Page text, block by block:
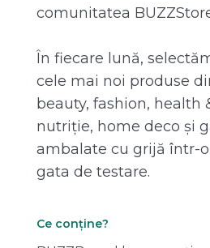
comunitatea
În fiecare lună,
cele mai noi produse
beauty, fashion, health
nutriție, home deco și
ambalate cu grijă într-
gata de testare.
Ce conține?